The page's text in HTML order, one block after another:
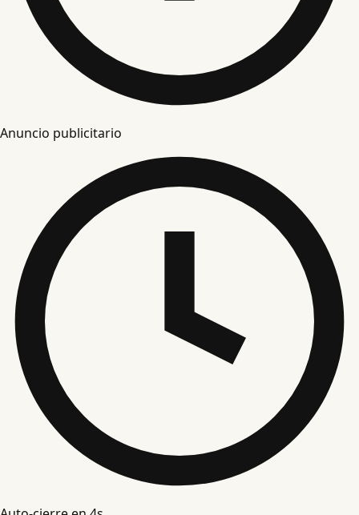
Anuncio publicitario